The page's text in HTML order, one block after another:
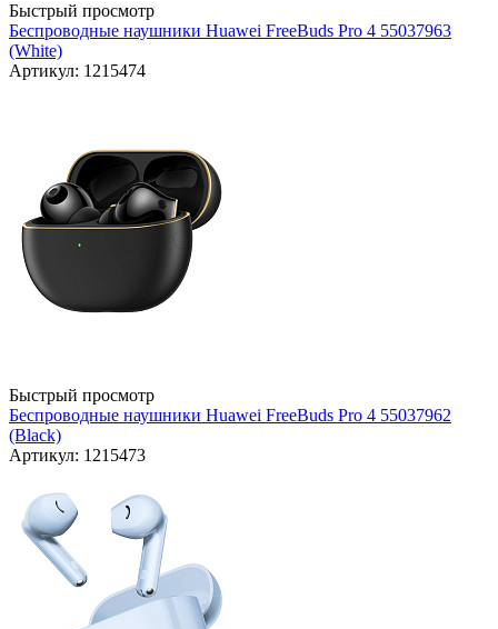
Быстрый просмотр
Беспроводные наушники Huawei FreeBuds Pro 4 55037963
(White)
Артикул: 1215474
Быстрый просмотр
Беспроводные наушники Huawei FreeBuds Pro 4 55037962
(Black)
Артикул: 1215473